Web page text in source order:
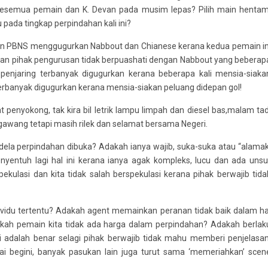
pemain dan K. Devan pada musim lepas? Pilih main
tingkap perpindahan kali ini?
menggugurkan Nabbout dan Chianese kerana kedua pemain
pihak pengurusan tidak berpuashati dengan Nabbout yang
terbanyak digugurkan kerana beberapa kali mensia-
digugurkan kerana mensia-siakan peluang didepan gol!
tak kira bil letrik lampu limpah dan diesel bas,malam
tetapi masih rilek dan selamat bersama Negeri.
perpindahan dibuka? Adakah ianya wajib, suka-suka atau
lagi hal ini kerana ianya agak kompleks, lucu dan ada
dan kita tidak salah berspekulasi kerana pihak berwajib
tertentu? Adakah agent memainkan peranan tidak baik dalam
pemain kita tidak ada harga dalam perpindahan? Adakah
benar selagi pihak berwajib tidak mahu memberi
banyak pasukan lain juga turut sama ‘memeriahkan’